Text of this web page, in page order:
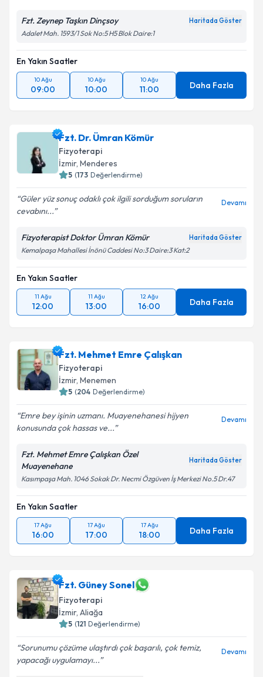
Fzt. Zeynep Taşkın Dinçsoy Haritada Göster
Adalet Mah. 1593/1 Sok No:5 H5 Blok Daire:1
En Yakın Saatler
10 Ağu
09:00
10 Ağu
10:00
10 Ağu
11:00 Daha Fazla
Fzt. Dr. Ümran Kömür
Fizyoterapi
İzmir, Menderes
5 (173 Değerlendirme)
Güler yüz sonuç odaklı çok ilgili sorduğum soruların
cevabını...
Devamı
Fizyoterapist Doktor Ümran Kömür Haritada Göster
Kemalpaşa Mahallesi İnönü Caddesi No:3 Daire:3 Kat:2
En Yakın Saatler
11 Ağu
12:00
11 Ağu
13:00
12 Ağu
16:00 Daha Fazla
Fzt. Mehmet Emre Çalışkan
Fizyoterapi
İzmir, Menemen
5 (204 Değerlendirme)
Emre bey işinin uzmanı. Muayenehanesi hijyen
konusunda çok hassas ve...
Devamı
Fzt. Mehmet Emre Çalışkan Özel
Muayenehane
Haritada Göster
Kasımpaşa Mah. 1046 Sokak Dr. Necmi Özgüven İş Merkezi No.5 Dr.47
En Yakın Saatler
17 Ağu
16:00
17 Ağu
17:00
17 Ağu
18:00 Daha Fazla
Fzt. Güney Sonel
Fizyoterapi
İzmir, Aliağa
5 (121 Değerlendirme)
Sorunumu çözüme ulaştırdı çok başarılı, çok temiz,
yapacağı uygulamayı...
Devamı